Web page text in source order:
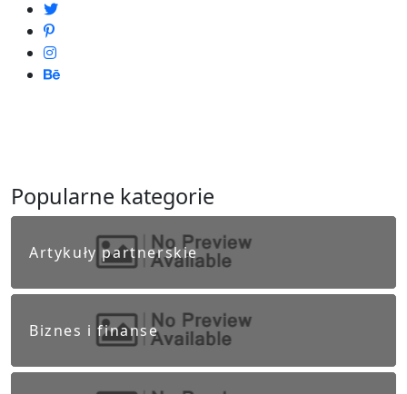
Popularne kategorie
Artykuły partnerskie
Biznes i finanse